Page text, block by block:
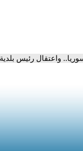
رئيس بلدية